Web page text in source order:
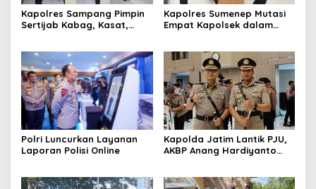
Kapolres Sampang Pimpin
Sertijab Kabag, Kasat,
Kapolres Sumenep Mutasi
Empat Kapolsek dalam
Polri Luncurkan Layanan
Laporan Polisi Online
Kapolda Jatim Lantik PJU,
AKBP Anang Hardiyanto